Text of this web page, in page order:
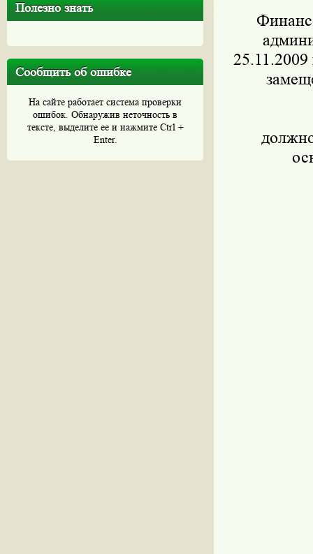
Полезно знать
Сообщить об ошибке
На сайте работает система проверки
ошибок. Обнаружив неточность в
тексте, выделите ее и нажмите Ctrl +
Enter.
25.11.2009